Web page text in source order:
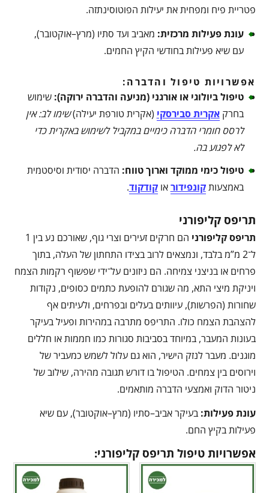
פטריית פיח ומפחית את יעילות הפוטוסינתזה.
עונת פעילות מרכזית: מאביב ועד סתיו (מרץ–אוקטובר),
עם שיא פעילות בחודשי הקיץ החמים.
אפשרויות טיפול והדברה:
טיפול ביולוגי או אורגני (מניעה והדברה ירוקה): שימוש
בחרקאקרית סבירסקי (אקרית טורפת יעילה)שימו לב: אין
לרסס חומרי הדברה כימיים במקביל לשימוש באקרית כדי
לא לפגוע בה.
טיפול כימי ממוקד וארוך טווח: הדברה יסודית וסיסטמית
באמצעותקונפידוראוקודקוד.
תריפס קליפורני
תריפס קליפורני
הם חרקים זעירים וצרי גוף, שאורכם נע בין 1
ל־2 מ”מ בלבד, ונמצאים לרוב בצידו התחתון של העלה, בתוך
פרחים או בניצני צמיחה. הם ניזונים על־ידי שפשוף רקמות הצמח
ויניקת מיצי התא, מה שגורם להופעת כתמים כסופים, נקודות
שחורות (הפרשות), עיוותים בעלים ובפרחים, ולעיתים אף
להצהבת הצמח כולו. התריפס מתרבה במהירות ופעיל בעיקר
בעונות המעבר, במיוחד בסביבות סגורות כמו חממות או חללים
מוגנים. מעבר לנזק הישיר, הוא גם עלול לשמש כמעביר של
וירוסים בין צמחים. הטיפול בו דורש תגובה מהירה, שילוב של
ניטור הדוק ואמצעי הדברה מותאמים.
עונת פעילות: בעיקר אביב–סתיו (מרץ–אוקטובר), עם שיא
פעילות בקיץ החם.
אפשרויות טיפול תריפס קליפורני: